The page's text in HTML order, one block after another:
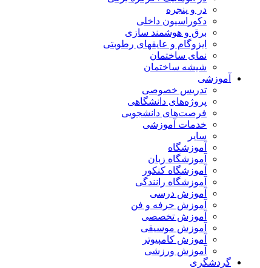
در و پنجره
دکوراسیون داخلی
برق و هوشمند سازی
ایزوگام و عایقهای رطوبتی
نمای ساختمان
شیشه ساختمان
آموزشی
تدریس خصوصی
پروژه‌های دانشگاهی
فرصت‌های دانشجویی
خدمات آموزشی
سایر
آموزشگاه
آموزشگاه زبان
آموزشگاه کنکور
آموزشگاه رانندگی
آموزش درسی
آموزش حرفه و فن
آموزش تخصصی
آموزش موسیقی
آموزش کامپیوتر
آموزش ورزشی
گردشگری